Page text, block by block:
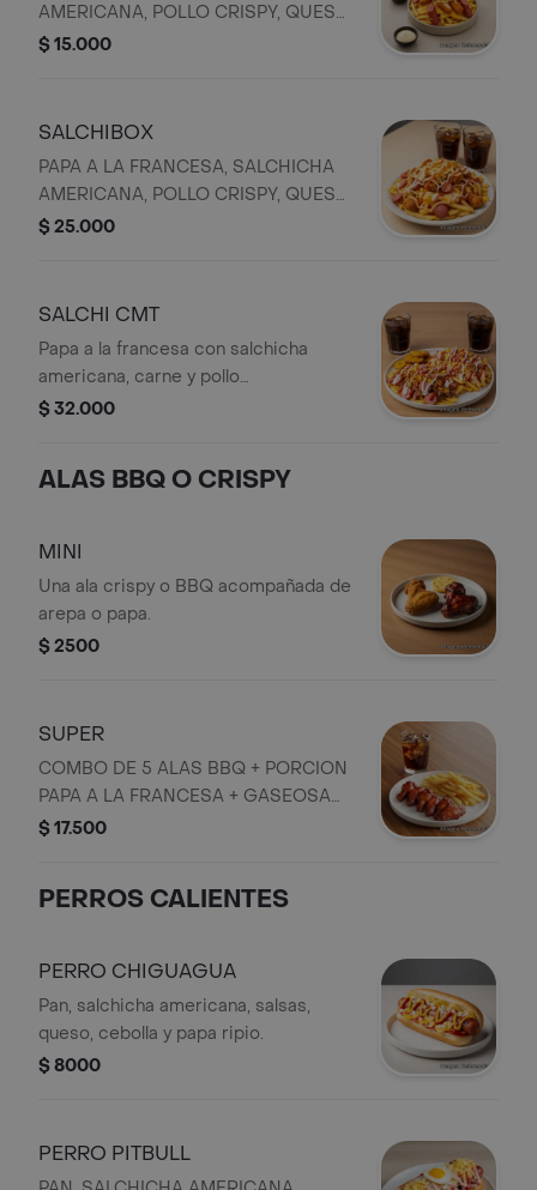
AMERICANA, POLLO CRISPY, QUESO,
PAPA RIPIO SALSAS, UNA GASEOSA
$ 15.000
SALCHIBOX
PAPA A LA FRANCESA, SALCHICHA
AMERICANA, POLLO CRISPY, QUESO,
PAPA RIPIO SALSAS, DOS
$ 25.000
SALCHI CMT
Papa a la francesa con salchicha
americana, carne y pollo
desmechado, maíz dulce, papa ripio,
$ 32.000
ALAS BBQ O CRISPY
MINI
Una ala crispy o BBQ acompañada de
arepa o papa.
$ 2500
SUPER
COMBO DE 5 ALAS BBQ + PORCION
PAPA A LA FRANCESA + GASEOSA
PERSONAL
$ 17.500
PERROS CALIENTES
PERRO CHIGUAGUA
Pan, salchicha americana, salsas,
queso, cebolla y papa ripio.
$ 8000
PERRO PITBULL